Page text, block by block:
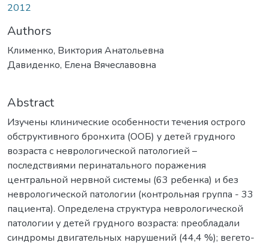
2012
Authors
Клименко, Виктория Анатольевна
Давиденко, Елена Вячеславовна
Abstract
Изучены клинические особенности течения острого
обструктивного бронхита (ООБ) у детей грудного
возраста с неврологической патологией –
последствиями перинатального поражения
центральной нервной системы (63 ребенка) и без
неврологической патологии (контрольная группа - 33
пациента). Определена структура неврологической
патологии у детей грудного возраста: преобладали
синдромы двигательных нарушений (44,4 %); вегето-